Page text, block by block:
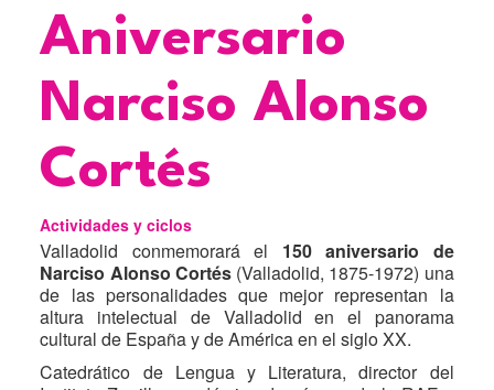
Título
Aniversario
Narciso Alonso
Cortés
Actividades y ciclos
Valladolid conmemorará el 150 aniversario de
Narciso Alonso Cortés(Valladolid, 1875-1972) una
de las personalidades que mejor representan la
altura intelectual de Valladolid en el panorama
cultural de España y de América en el siglo XX.
Catedrático de Lengua y Literatura, director del